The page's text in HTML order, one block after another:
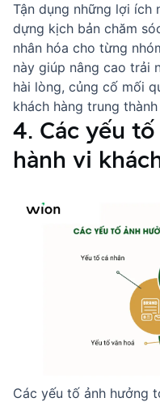
Tận dụng những lợi ích
dựng kịch bản chăm
nhân hóa cho từng
này giúp nâng cao trải
hài lòng, củng cố mối
khách hàng trung
4. Các yếu
hành vi
Các yếu tố ảnh hưởng